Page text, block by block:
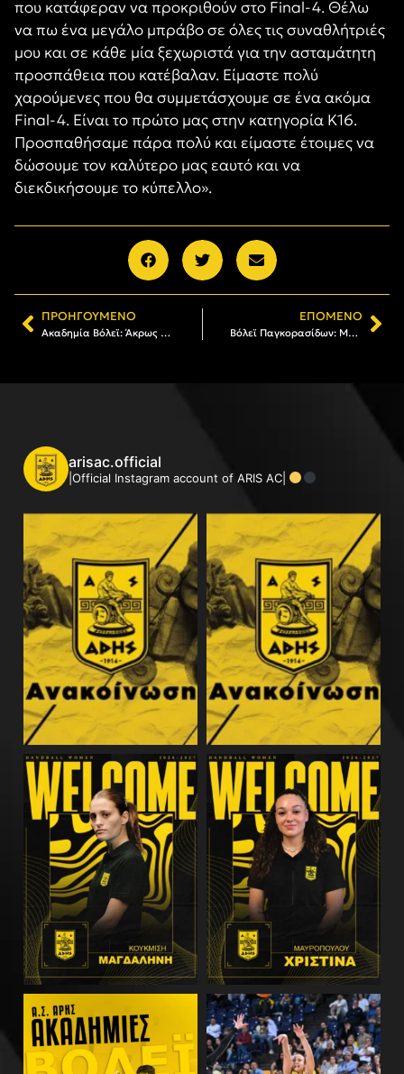
που κατάφεραν να προκριθούν στο Final-4. Θέλω
να πω ένα μεγάλο μπράβο σε όλες τις συναθλήτριές
μου και σε κάθε μία ξεχωριστά για την ασταμάτητη
προσπάθεια που κατέβαλαν. Είμαστε πολύ
χαρούμενες που θα συμμετάσχουμε σε ένα ακόμα
Final-4. Είναι το πρώτο μας στην κατηγορία Κ16.
Προσπαθήσαμε πάρα πολύ και είμαστε έτοιμες να
δώσουμε τον καλύτερο μας εαυτό και να
διεκδικήσουμε το κύπελλο».
ΠΡΟΗΓΟΎΜΕΝΟ
Ακαδημία Βόλεϊ: Άκρως θετικό πρόσημο και εξαγωγή συμπερασμάτων από το τουρνουά του Ατρόμητου Τριαδίου
ΕΠΌΜΕΝΟ
Βόλεϊ Παγκορασίδων: Με το… δεξί στο Final 4
arisac.official
|Official Instagram account of ARIS AC|